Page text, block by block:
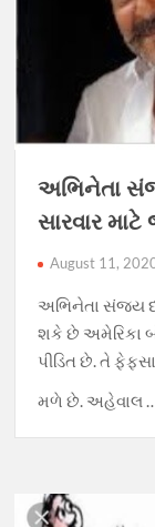
અભિનેતા
સારવાર
August 11,
અભિનેતા સંજય
શકે છે અમેરિકા
પીડિત છે. તે
મળે છે. અહેવાલ